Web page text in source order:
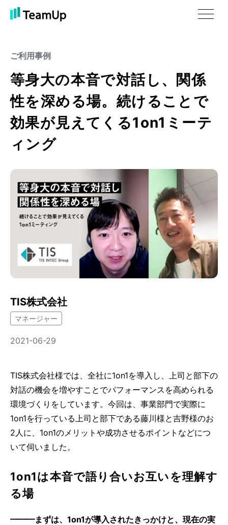
ご利用事例
等身大の本音で対話し、関係
性を深める場。続けることで
効果が見えてくる1on1ミーテ
ィング
TIS株式会社
マネージャー
2021-06-29
TIS株式会社様では、全社に1on1を導入し、上司と部下の
対話の機会を増やすことでパフォーマンスを高められる
環境づくりをしています。今回は、事業部門で実際に
1on1を行っている上司と部下である藤川様と吉野様のお
2人に、1on1のメリットや成功させるポイントなどにつ
いて伺いました。
1on1は本音で語り合いお互いを理解す
る場
━━━まずは、1on1が導入されたきっかけと、現在の実